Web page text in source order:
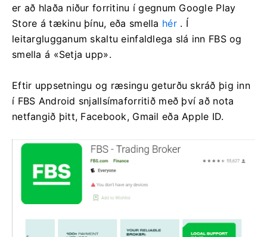
er að hlaða niður forritinu í gegnum Google Play
Store á tækinu þínu, eða smella hér. Í
leitarglugganum skaltu einfaldlega slá inn FBS og
smella á «Setja upp».
Eftir uppsetningu og ræsingu geturðu skráð þig inn
í FBS Android snjallsímaforritið með því að nota
netfangið þitt, Facebook, Gmail eða Apple ID.